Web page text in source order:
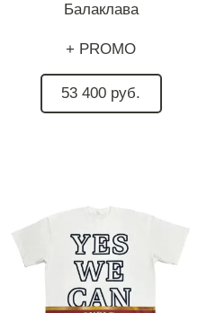
Балаклава
+ PROMO
53 400 руб.